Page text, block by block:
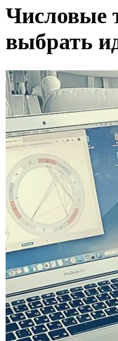
Числовые
выбрать